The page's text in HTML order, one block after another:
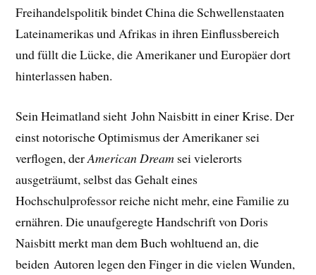
Freihandelspolitik bindet China die Schwellenstaaten
Lateinamerikas und Afrikas in ihren Einflussbereich
und füllt die Lücke, die Amerikaner und Europäer dort
hinterlassen haben.
Sein Heimatland sieht John Naisbitt in einer Krise. Der
einst notorische Optimismus der Amerikaner sei
verflogen, derAmerican Dream sei vielerorts
ausgeträumt, selbst das Gehalt eines
Hochschulprofessor reiche nicht mehr, eine Familie zu
ernähren. Die unaufgeregte Handschrift von Doris
Naisbitt merkt man dem Buch wohltuend an, die
beiden Autoren legen den Finger in die vielen Wunden,